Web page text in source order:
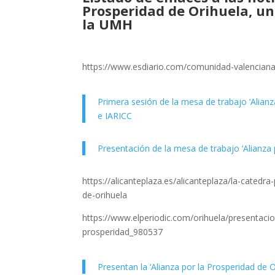
Prosperidad de Orihuela,
la UMH
https://www.esdiario.com/comunidad-
Primera sesión de la mesa de trabajo
e IARICC
Presentación de la mesa de trabajo
https://alicanteplaza.es/alicanteplaza/la-
de-orihuela
https://www.elperiodic.com/orihuela/
prosperidad_980537
Presentan la ‘Alianza por la Prosperidad de